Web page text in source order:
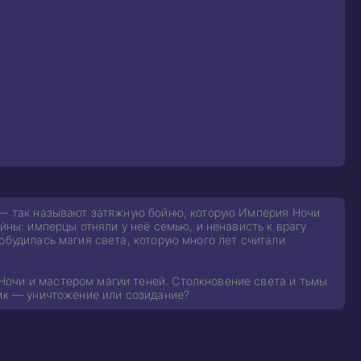
так называют затяжную бойню, которую Империя Ночи
имперцы отняли у неё семью, и ненависть к врагу
магия света, которую много лет считали
и мастером магии теней. Столкновение света и тьмы
— уничтожение или созидание?